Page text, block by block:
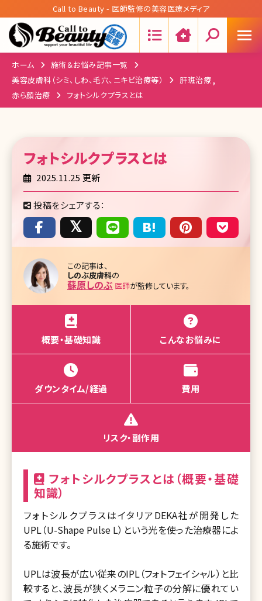
Call to Beauty - 医師監修の美容医療メディア
ホーム
施術＆お悩み記事一覧
美容皮膚科（シミ、しわ、毛穴、ニキビ治療等）
肝斑治療
赤ら顔治療
フォトシルクプラスとは
フォトシルクプラスとは
2025.11.25 更新
投稿をシェアする：
この記事は、
しのぶ皮膚科の
蘇原しのぶ 医師が監修しています。
概要・基礎知識 こんなお悩みに
ダウンタイム/経過 費用
リスク・副作用
フォトシルクプラスとは（概要・基礎
知識）
フォトシルクプラスはイタリアDEKA社が開発した
UPL（U-Shape Pulse L）という光を使った治療器によ
る施術です。
UPLは波長が広い従来のIPL（フォトフェイシャル）と比
較すると、波長が狭くメラニン粒子の分解に優れてい